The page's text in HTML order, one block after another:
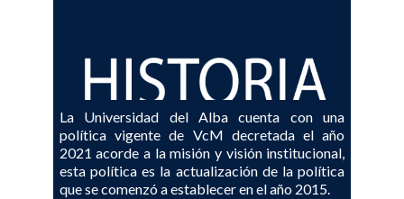
La Universidad del Alba cuenta con una
política vigente de VcM decretada el año
2021 acorde a la misión y visión institucional,
esta política es la actualización de la política
que se comenzó a establecer en el año 2015.